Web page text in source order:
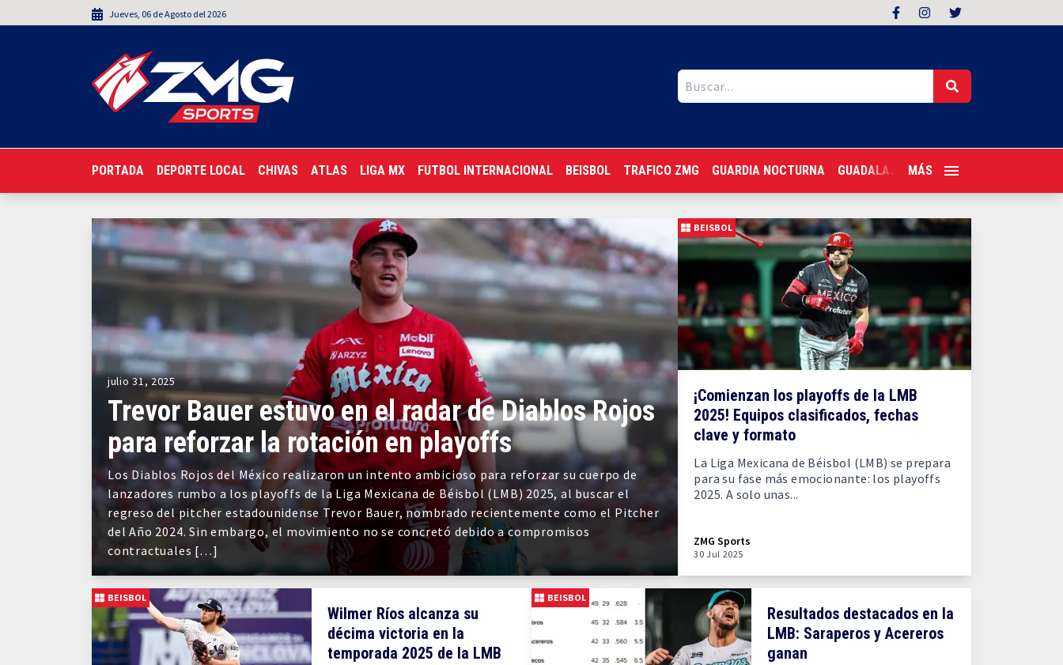
Jueves, 06 deAgosto del 2026
PORTADA DEPORTE LOCAL CHIVAS ATLAS LIGA MX FUTBOL INTERNACIONAL BEISBOL TRAFICO ZMG GUARDIA NOCTURNA GUADALAJARA FOLLOW
MÁS
julio 31, 2025
Trevor Bauer estuvo en el radar de Diablos Rojos
para reforzar la rotación en playoffs
Los Diablos Rojos del México realizaron un intento ambicioso para reforzar su cuerpo de
lanzadores rumbo a los playoffs de la Liga Mexicana de Béisbol (LMB) 2025, al buscar el
regreso del pitcher estadounidense Trevor Bauer, nombrado recientemente como el Pitcher
del Año 2024. Sin embargo, el movimiento no se concretó debido a compromisos
contractuales […]
BEISBOL
¡Comienzan los playoffs de la LMB
2025! Equipos clasificados, fechas
clave y formato
La Liga Mexicana de Béisbol (LMB) se prepara
para su fase más emocionante: los playoffs
2025. A solo unas...
ZMG Sports
30 Jul 2025
BEISBOL
Wilmer Ríos alcanza su
décima victoria en la
temporada 2025 de la LMB
BEISBOL
Resultados destacados en la
LMB: Saraperos y Acereros
ganan